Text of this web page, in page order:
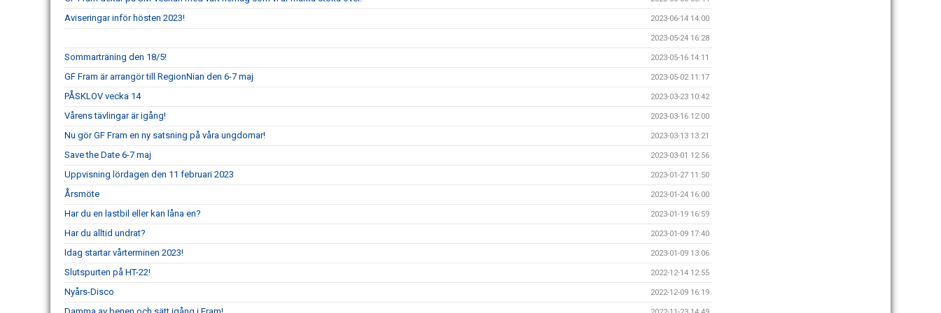
Aviseringar inför hösten 2023! 2023-06-14 14:00
2023-05-24 16:28
Sommarträning den 18/5! 2023-05-16 14:11
GF Fram är arrangör till RegionNian den 6-7 maj 2023-05-02 11:17
PÅSKLOV vecka 14 2023-03-23 10:42
Vårens tävlingar är igång! 2023-03-16 12:00
Nu gör GF Fram en ny satsning på våra ungdomar! 2023-03-13 13:21
Save the Date 6-7 maj 2023-03-01 12:56
Uppvisning lördagen den 11 februari 2023 2023-01-27 11:50
Årsmöte 2023-01-24 16:00
Har du en lastbil eller kan låna en? 2023-01-19 16:59
Har du alltid undrat? 2023-01-09 17:40
Idag startar vårterminen 2023! 2023-01-09 13:06
Slutspurten på HT-22! 2022-12-14 12:55
Nyårs-Disco 2022-12-09 16:19